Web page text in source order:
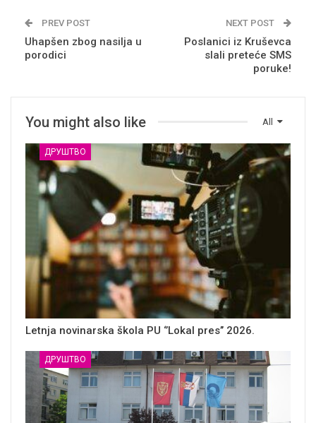
PREV POST
Uhapšen zbog nasilja u
porodici
NEXT POST
Poslanici iz Kruševca
slali preteće SMS
poruke!
All
You might also like
ДРУШТВО
Letnja novinarska škola PU ‘’Lokal pres’’ 2026.
ДРУШТВО